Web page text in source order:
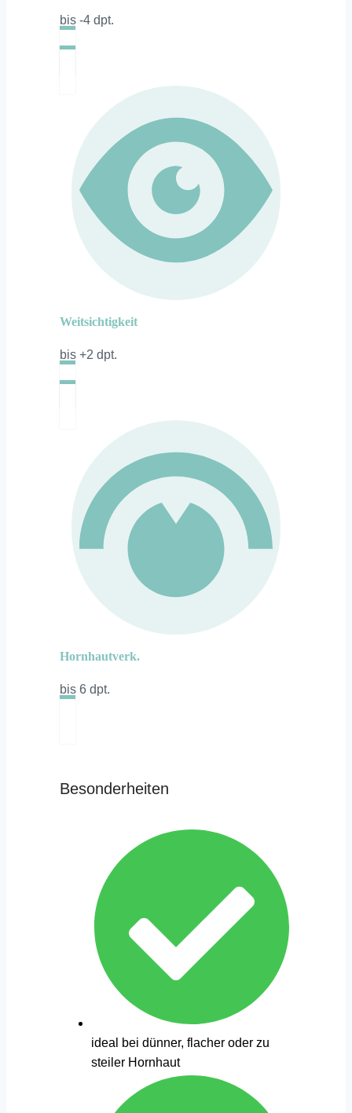
bis -4 dpt.
Weitsichtigkeit
bis +2 dpt.
Hornhautverk.
bis 6 dpt.
Besonderheiten
ideal bei dünner, flacher oder zu
steiler Hornhaut